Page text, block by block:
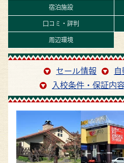
宿泊施設
口コミ・評判
周辺環境
セール情報
入校条件・保証内